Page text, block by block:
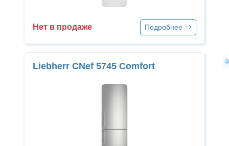
Нет в продаже Подробнее
Liebherr CNef 5745 Comfort